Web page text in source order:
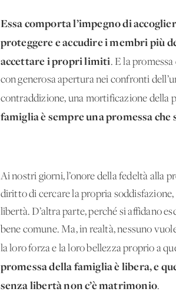
Essa comporta l’impegno di
proteggere e accudire i membri più
accettare i propri limiti. E la
con generosa apertura nei confronti
contraddizione, una mortificazione della
famiglia è sempre una promessa
Ai nostri giorni, l’onore della fedeltà alla
diritto di cercare la propria
libertà. D’altra parte, perché si affidano
bene comune. Ma, in realtà, nessuno
la loro forza e la loro bellezza proprio a
promessa della famiglia è libera, e
senza libertà non c’è matrimonio.